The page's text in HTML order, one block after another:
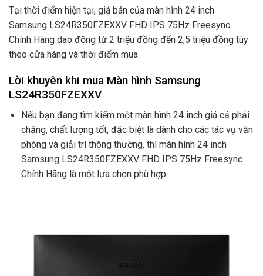
Tại thời điểm hiện tại, giá bán của màn hình 24 inch
Samsung LS24R350FZEXXV FHD IPS 75Hz Freesync
Chính Hãng dao động từ 2 triệu đồng đến 2,5 triệu đồng tùy
theo cửa hàng và thời điểm mua.
Lời khuyên khi mua Màn hình Samsung
LS24R350FZEXXV
Nếu bạn đang tìm kiếm một màn hình 24 inch giá cả phải
chăng, chất lượng tốt, đặc biệt là dành cho các tác vụ văn
phòng và giải trí thông thường, thì màn hình 24 inch
Samsung LS24R350FZEXXV FHD IPS 75Hz Freesync
Chính Hãng là một lựa chọn phù hợp.